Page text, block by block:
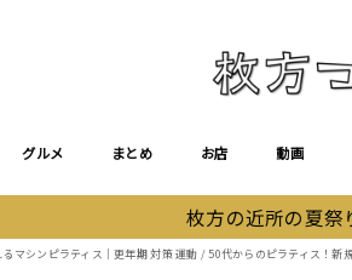
グルメ まとめ お店 動画
枚方の近所の夏祭
るマシンピラティス│更年期 対策 運動 / 50代からのピラティス！新